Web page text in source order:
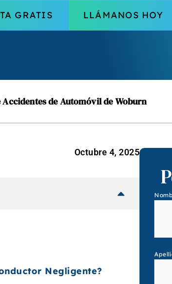
GRATIS LLÁMANOS HOY
Accidentes de Automóvil de Woburn
Octubre 4, 2025
Negligente?